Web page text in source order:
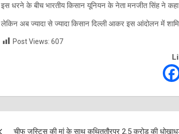
इस धरने के बीच भारतीय किसान यूनियन के नेता मनजीत सिंह ने
लेकिन अब ज्यादा से ज्यादा किसान दिल्ली आकर इस आंदोलन में
Post Views: 607
चीफ जस्टिस की मां के साथ कथिततौरपर 2.5 करोड़ की